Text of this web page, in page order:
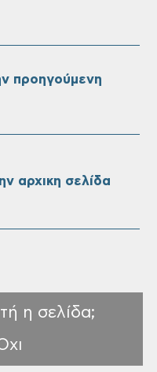
ΣΟΧ 3/2026 του
με σχέση
προηγούμενη
αρχικη σελίδα
η σελίδα;